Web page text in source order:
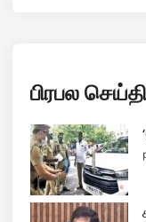
பிரபல